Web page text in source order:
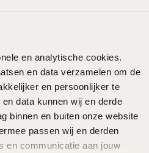
en analytische cookies.
en data verzamelen om de
en persoonlijker te
data kunnen wij en derde
binnen en buiten onze website
passen wij en derden
en communicatie aan jouw